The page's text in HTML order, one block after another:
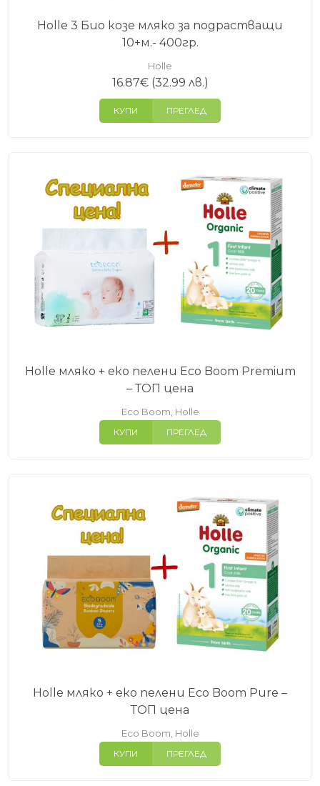
Holle 3 Био козе мляко за подрастващи
10+м.- 400гр.
Holle
16.87€(32.99 лв.)
КУПИ ПРЕГЛЕД
Holle мляко + еко пелени Eco Boom Premium
– ТОП цена
Eco Boom Holle
КУПИ ПРЕГЛЕД
Holle мляко + еко пелени Eco Boom Pure –
ТОП цена
Eco Boom, Holle
КУПИ ПРЕГЛЕД